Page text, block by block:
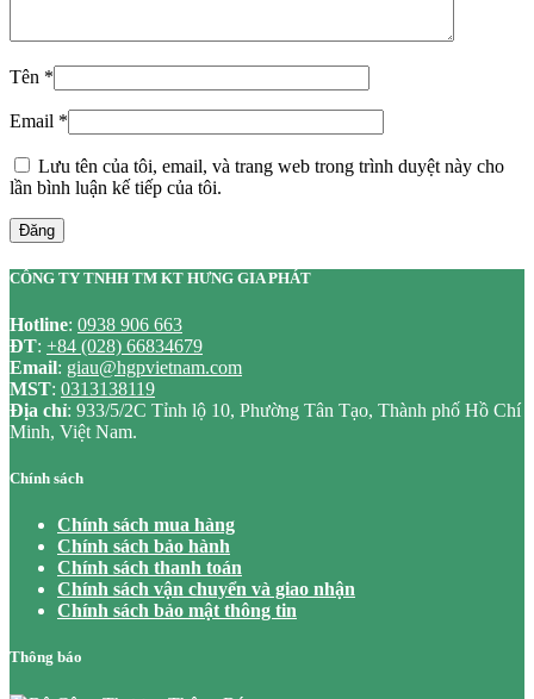
Tên *
Email *
Lưu tên của tôi, email, và trang web trong trình duyệt này cho
lần bình luận kế tiếp của tôi.
Đăng
CÔNG TY TNHH TM KT HƯNG GIA PHÁT
Hotline: 0938 906 663
ĐT: +84 (028) 66834679
Email: giau@hgpvietnam.com
MST: 0313138119
Địa chỉ: 933/5/2C Tỉnh lộ 10, Phường Tân Tạo, Thành phố Hồ Chí
Minh, Việt Nam.
Chính sách
Chính sách mua hàng
Chính sách bảo hành
Chính sách thanh toán
Chính sách vận chuyển và giao nhận
Chính sách bảo mật thông tin
Thông báo